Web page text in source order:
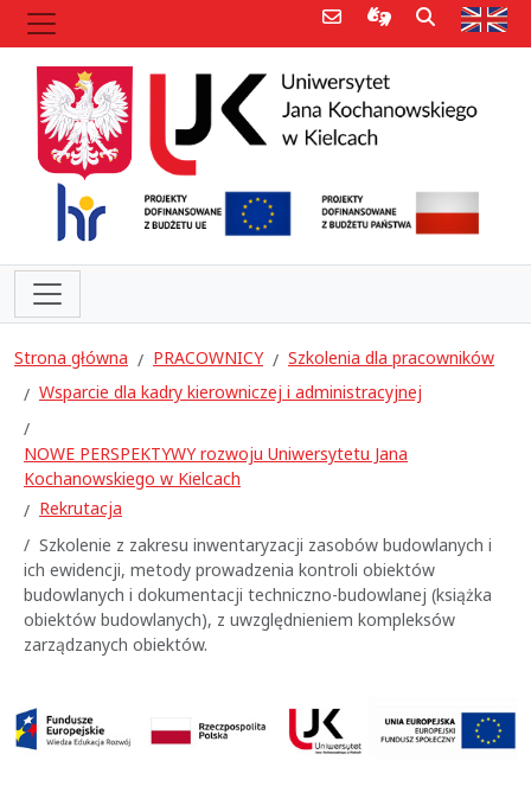
Poczta e-mailInformacje dla
Szukaj
Strona główna PRACOWNICY
Szkolenia dla pracowników
Wsparcie dla kadry kierowniczej i administracyjnej
NOWE PERSPEKTYWY rozwoju Uniwersytetu Jana
Kochanowskiego w Kielcach
Rekrutacja
Szkolenie z zakresu inwentaryzacji zasobów budowlanych i
ich ewidencji, metody prowadzenia kontroli obiektów
budowlanych i dokumentacji techniczno-budowlanej (książka
obiektów budowlanych), z uwzględnieniem kompleksów
zarządzanych obiektów.